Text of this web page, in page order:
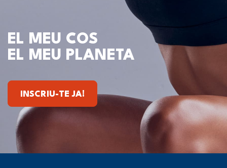
EL MEU COS
EL MEU PLANETA
INSCRIU-TE JA!